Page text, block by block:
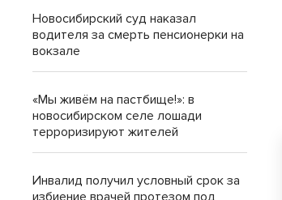
Новосибирский суд наказал
водителя за смерть пенсионерки на
вокзале
«Мы живём на пастбище!»: в
новосибирском селе лошади
терроризируют жителей
Инвалид получил условный срок за
избиение врачей протезом под